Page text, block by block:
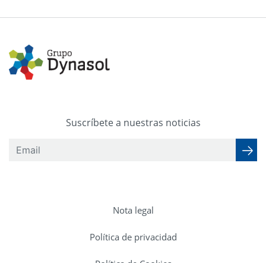
Suscríbete a nuestras noticias
Nota legal
Política de privacidad